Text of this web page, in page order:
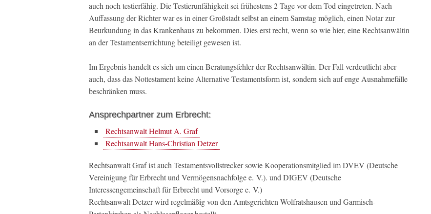
auch noch testierfähig. Die Testierunfähigkeit sei frühestens 2 Tage vor dem Tod eingetreten. Nach
Auffassung der Richter war es in einer Großstadt selbst an einem Samstag möglich, einen Notar zur
Beurkundung in das Krankenhaus zu bekommen. Dies erst recht, wenn so wie hier, eine Rechtsanwältin
an der Testamentserrichtung beteiligt gewesen ist.
Im Ergebnis handelt es sich um einen Beratungsfehler der Rechtsanwältin. Der Fall verdeutlicht aber
auch, dass das Nottestament keine Alternative Testamentsform ist, sondern sich auf enge Ausnahmefälle
beschränken muss.
Ansprechpartner zum Erbrecht:
Rechtsanwalt Helmut A. Graf
Rechtsanwalt Hans-Christian Detzer
Rechtsanwalt Graf ist auch Testamentsvollstrecker sowie Kooperationsmitglied im DVEV (Deutsche
Vereinigung für Erbrecht und Vermögensnachfolge e. V.). und DIGEV (Deutsche
Interessengemeinschaft für Erbrecht und Vorsorge e. V.)
Rechtsanwalt Detzer wird regelmäßig von den Amtsgerichten Wolfratshausen und Garmisch-